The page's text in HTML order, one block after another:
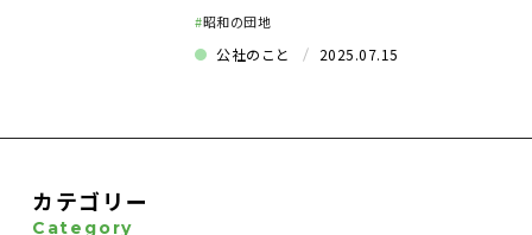
#昭和の団地
公社のこと 2025.07.15
カテゴリー
Category